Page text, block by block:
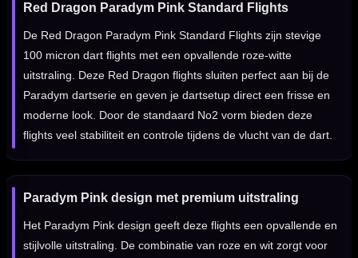
Red Dragon Paradym Pink Standard Flights
De Red Dragon Paradym Pink Standard Flights zijn stevige
100 micron dart flights met een opvallende roze-witte
uitstraling. Deze Red Dragon flights sluiten perfect aan bij de
Paradym dartserie en geven je dartsetup direct een frisse en
moderne look. Door de standaard No2 vorm bieden deze
flights veel stabiliteit en controle tijdens de vlucht van de dart.
Paradym Pink design met premium uitstraling
Het Paradym Pink design geeft deze flights een opvallende en
stijlvolle uitstraling. De combinatie van roze en wit zorgt voor